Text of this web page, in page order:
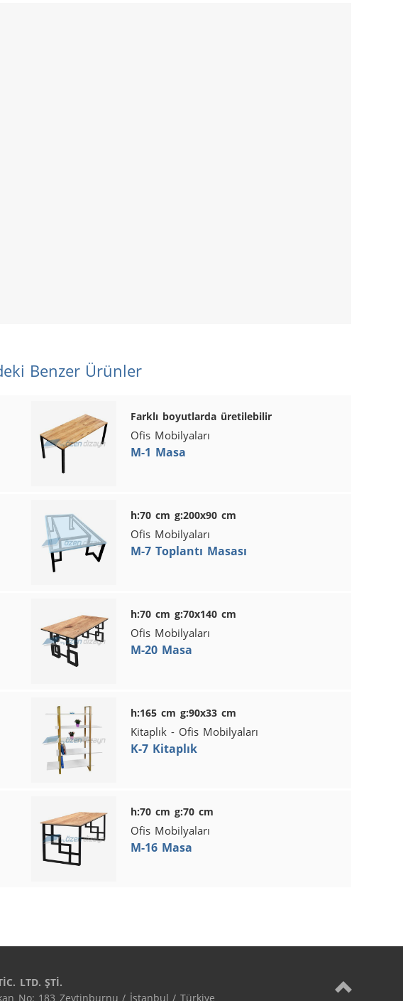
Benzer Ürünler
Farklı boyutlarda üretilebilir
Ofis Mobilyaları
M-1 Masa
h:70 cm g:200x90 cm
Ofis Mobilyaları
M-7 Toplantı Masası
h:70 cm g:70x140 cm
Ofis Mobilyaları
M-20 Masa
h:165 cm g:90x33 cm
Kitaplık - Ofis Mobilyaları
K-7 Kitaplık
h:70 cm g:70 cm
Ofis Mobilyaları
M-16 Masa
LTD. ŞTİ.
No: 183 Zeytinburnu / İstanbul / Türkiye